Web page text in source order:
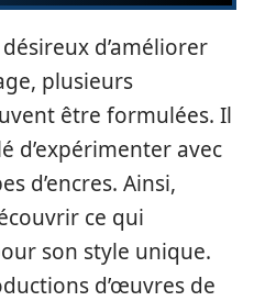
d’améliorer
plusieurs
être formulées. Il
d’expérimenter avec
d’encres. Ainsi,
ce qui
son style unique.
d’œuvres de